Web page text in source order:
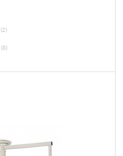
(2)
(8)